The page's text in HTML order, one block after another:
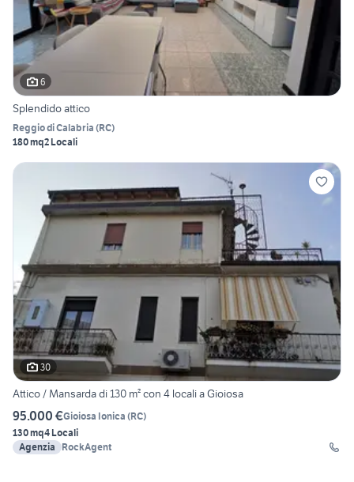
6
Splendido attico
Reggio di Calabria (RC)
180 mq2 Locali
30
Attico / Mansarda di 130 m² con 4 locali a Gioiosa
95.000 €Gioiosa Ionica (RC)
130 mq4 Locali
Agenzia
RockAgent